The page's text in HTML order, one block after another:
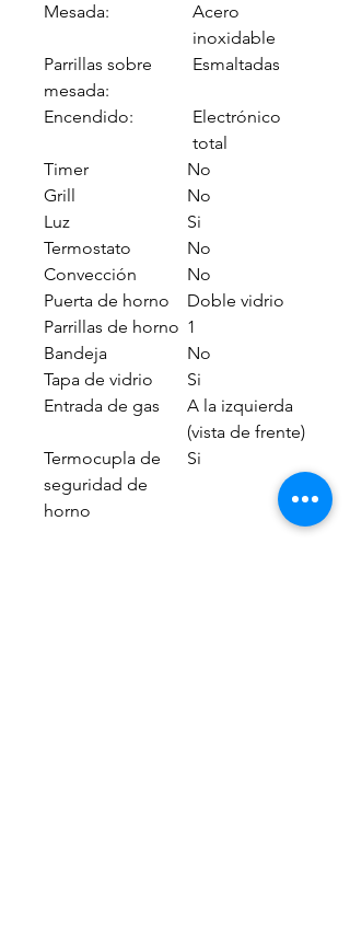
Mesada:
Acero
inoxidable
Parrillas sobre
mesada:
Esmaltadas
Encendido:
Electrónico
total
Timer
No
Grill
No
Luz
Si
Termostato
No
Convección
No
Puerta de horno
Doble vidrio
Parrillas de horno 1
Bandeja
No
Tapa de vidrio
Si
Entrada de gas
A la izquierda
(vista de frente)
Termocupla de
seguridad de
horno
Si